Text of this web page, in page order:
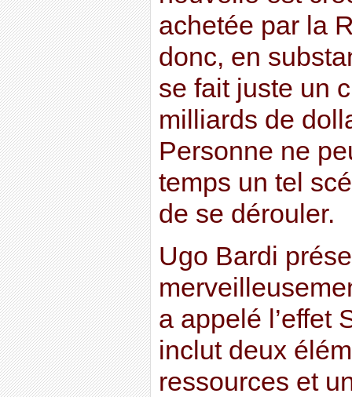
achetée par la
donc, en
se fait juste un
milliards de
Personne ne
temps un tel
de se dérouler.
Ugo Bardi
a appelé l’effet
inclut deux
ressources et